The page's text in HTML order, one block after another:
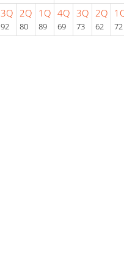
3Q
92
2Q
80
1Q
89
4Q
69
3Q
73
2Q
62 72